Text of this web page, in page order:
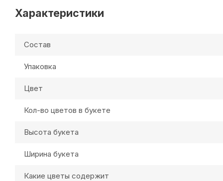
Характеристики
Состав
Упаковка
Цвет
Кол-во цветов в букете
Высота букета
Ширина букета
Какие цветы содержит